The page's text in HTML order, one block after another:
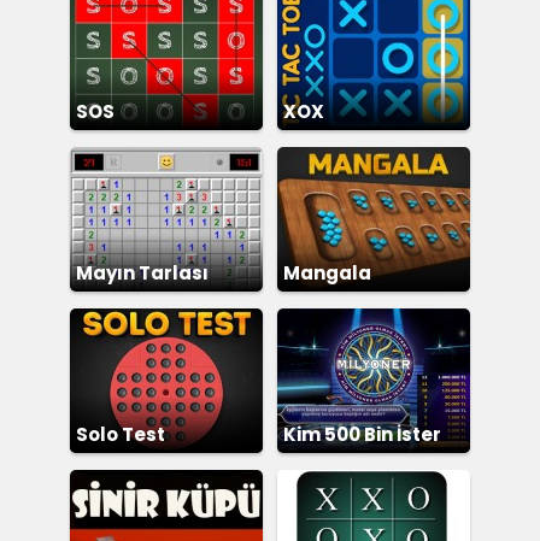
SOS XOX
Mayın Tarlası Mangala
Solo Test Kim 500 Bin İster